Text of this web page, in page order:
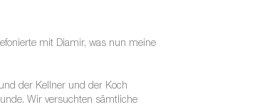
mit Diamir, was nun meine
der Kellner und der Koch
Wir versuchten sämtliche